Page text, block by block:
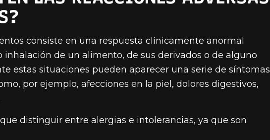
consiste en una respuesta clínicamente anormal
inhalación de un alimento, de sus derivados o de alguno
estas situaciones pueden aparecer una serie de síntomas
por ejemplo, afecciones en la piel, dolores digestivos,
distinguir entre alergias e intolerancias, ya que son